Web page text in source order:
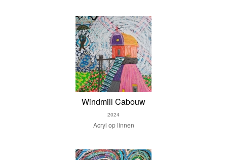
Windmill Cabouw
2024
Acryl op linnen